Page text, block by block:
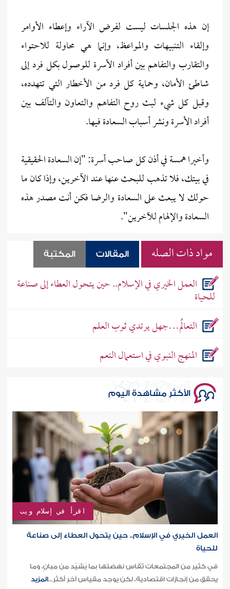
إن هذه الجلسات ليست لفرض الآراء وإعطاء الأوامر
وإلقاء التنبيهات والمواعظ، وإنما هي محاولة للاحتواء
والتقارب والتفاهم بين أفراد الأسرة للوصول بكل فرد إلى
شاطئ الأمان، وحماية كل فرد من الأخطار التي تتهدده،
وقبل كل شيء لبث روح التفاهم والتعاون والتآلف بين
أفراد الأسرة ونشر أسباب السعادة فيها.
وأخيرا همسة في أذن كل صاحب أسرة: "إن السعادة الحقيقية
في بيتك، فلا تذهب للبحث عنها عند الآخرين، وإذا كان ما
حولك لا يبعث على السعادة والرضا فكن أنت مصدر هذه
السعادة والإلهام للآخرين".
مواد ذات الصله المقالات المكتبة
العمل الخيري في الإسلام.. حين يتحول العطاء إلى صناعة
للحياة
التعالُم…جهل يرتدي ثوب العلم
المنهج النبوي في استعمال النعم
الأكثر مشاهدة اليوم
اقرأ في إسلام ويب
العمل الخيري في الإسلام.. حين يتحول العطاء إلى صناعة
للحياة
في كثير من المجتمعات تُقاس نهضتها بما يُشَيّد من مبانٍ، وما
يحقق من إنجازات اقتصادية، لكن يوجد مقياس آخر أكثر...المزيد